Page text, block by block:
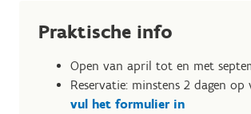
Praktische info
Open van april tot en met
Reservatie: minstens 2 dagen op
vul het formulier in